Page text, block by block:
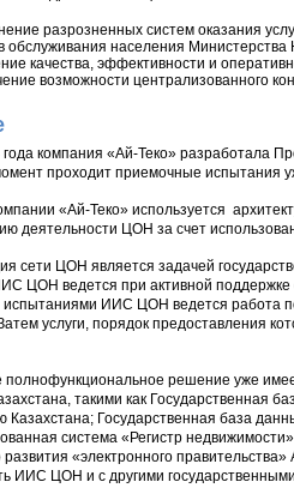
разрозненных систем оказания
обслуживания населения Министерства
качества, эффективности и
возможности централизованного
года компания «Ай-Теко» разработала
проходит приемочные испытания
«Ай-Теко» используется
деятельности ЦОН за счет
сети ЦОН является задачей
ЦОН ведется при активной поддержке
ИИС ЦОН ведется работа по
услуги, порядок предоставления
полнофункциональное решение уже
такими как Государственная
Казахстана; Государственная база
система «Регистр
«электронного
ИИС ЦОН и с другими